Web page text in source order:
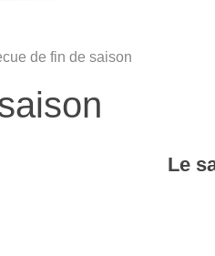
de fin de saison
Le